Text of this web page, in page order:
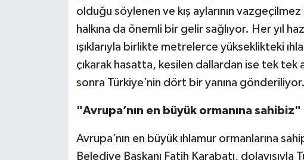
olduğu söylenen ve kış aylarının
halkına da önemli bir gelir sağlıyor. Her yıl
ışıklarıyla birlikte metrelerce yükseklikteki
çıkarak hasatta, kesilen dallardan ise tek tek
sonra Türkiye’nin dört bir yanına gönderiliyor.
"Avrupa’nın en büyük ormanına sahibiz"
Avrupa’nın en büyük ıhlamur ormanlarına
Belediye Başkanı Fatih Karabatı, dolayısıyla